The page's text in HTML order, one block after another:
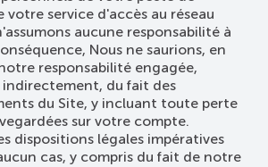
service d'accès au réseau
aucune responsabilité à
Nous ne saurions, en
responsabilité engagée,
du fait des
du Site, y incluant toute perte
sur votre compte.
dispositions légales impératives
cas, y compris du fait de notre